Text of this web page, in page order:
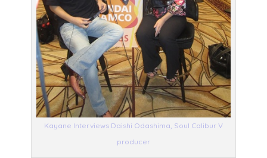
Kayane Interviews Daishi Odashima, Soul Calibur V
producer